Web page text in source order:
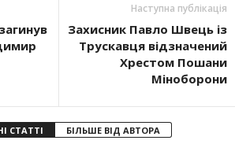
Наступна публікація
Захисник Павло Швець із
Трускавця відзначений
Хрестом Пошани
Міноборони
СТАТТІ БІЛЬШЕ ВІД АВТОРА